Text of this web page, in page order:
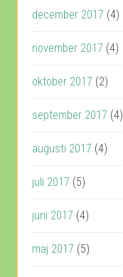
december 2017 (4)
november 2017 (4)
oktober 2017 (2)
september 2017 (4)
augusti 2017 (4)
juli 2017 (5)
juni 2017 (4)
maj 2017 (5)